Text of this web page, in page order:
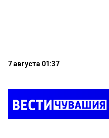
7 августа 01:37